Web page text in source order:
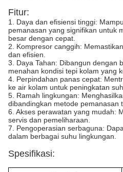
Fitur:
1. Daya dan efisiensi tinggi:
pemanasan yang signifikan untuk
besar dengan cepat.
2. Kompresor canggih:
dan efisien.
3. Daya Tahan: Dibangun dengan
menahan kondisi tepi kolam yang
4. Perpindahan panas cepat:
ke air kolam untuk peningkatan
5. Ramah lingkungan:
dibandingkan metode pemanasan
6. Akses perawatan yang mudah:
servis dan pemeliharaan.
7. Pengoperasian serbaguna:
dalam berbagai suhu lingkungan.
Spesifikasi: